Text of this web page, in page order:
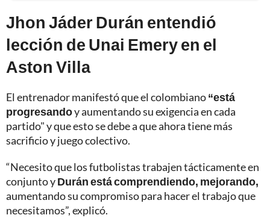
Jhon Jáder Durán entendió
lección de Unai Emery en el
Aston Villa
El entrenador manifestó que el colombiano“está
progresandoy aumentando su exigencia en cada
partido" y que esto se debe a que ahora tiene más
sacrificio y juego colectivo.
“Necesito que los futbolistas trabajen tácticamente en
conjunto yDurán está comprendiendo, mejorando,
aumentando su compromiso para hacer el trabajo que
necesitamos”, explicó.